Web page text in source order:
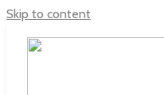
Skip to content